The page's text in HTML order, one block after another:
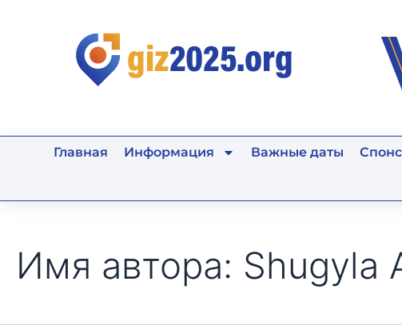
содержимому
Главная Информация Важные даты
Имя автора: Shugyla